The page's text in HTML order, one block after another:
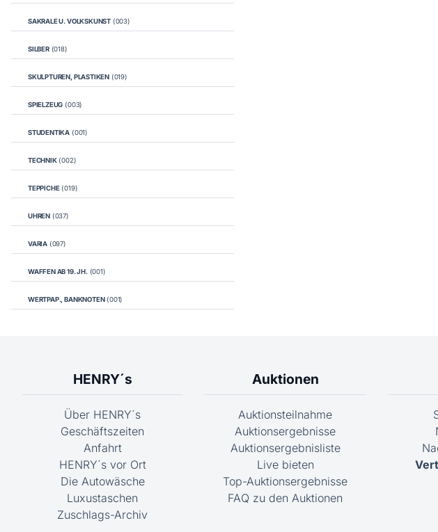
SAKRALE U. VOLKSKUNST(003)
SILBER(018)
SKULPTUREN, PLASTIKEN(019)
SPIELZEUG (003)
STUDENTIKA (001)
TECHNIK(002)
TEPPICHE(019)
UHREN (037)
VARIA (097)
WAFFEN AB 19. JH. (001)
WERTPAP., BANKNOTEN(001)
HENRY´s
Über HENRY´s
Geschäftszeiten
Anfahrt
HENRY´s vor Ort
Die Autowäsche
Luxustaschen
Zuschlags-Archiv
Auktionen
Auktionsteilnahme
Auktionsergebnisse
Auktionsergebnisliste
Live bieten
Top-Auktionsergebnisse
FAQ zu den Auktionen